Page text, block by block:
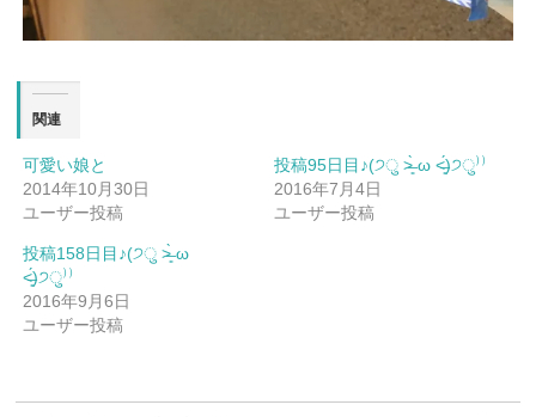
関連
可愛い娘と
2014年10月30日
ユーザー投稿
投稿95日目♪(੭ु ˃̶͈̀ ω ˂̶͈́)੭ु⁾⁾
2016年7月4日
ユーザー投稿
投稿158日目♪(੭ु ˃̶͈̀ ω
˂̶͈́)੭ु⁾⁾
2016年9月6日
ユーザー投稿